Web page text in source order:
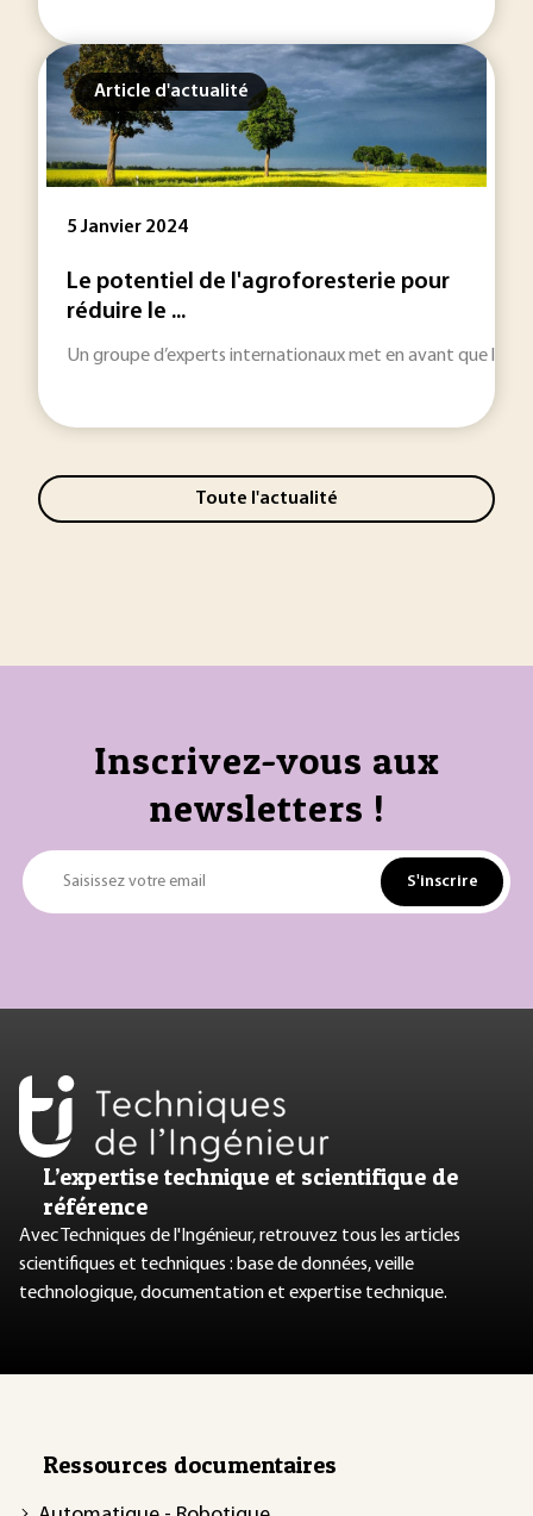
Article d'actualité
5 Janvier 2024
Le potentiel de l'agroforesterie pour
réduire le ...
Un groupe d’experts internationaux met en avant que
Toute l'actualité
Inscrivez-vous aux
newsletters !
Saisissez votre email S'inscrire
L’expertise technique et scientifique de
référence
Avec Techniques de l'Ingénieur, retrouvez tous les articles
scientifiques et techniques : base de données, veille
technologique, documentation et expertise technique.
Ressources documentaires